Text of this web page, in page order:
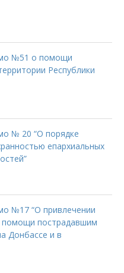
№51 о помощи
Республики
№ 20 “О порядке
епархиальных
№17 “О привлечении
помощи пострадавшим
Донбассе и в